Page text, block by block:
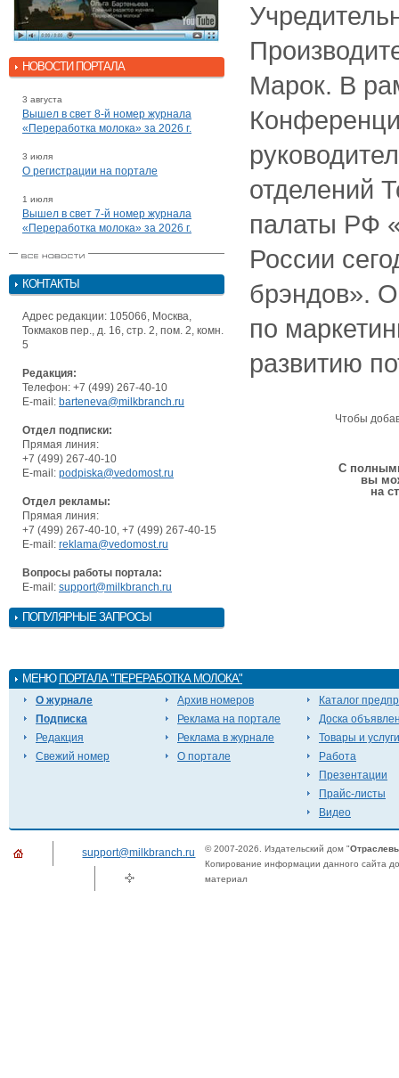
НОВОСТИ ПОРТАЛА
3 августа
Вышел в свет 8-й номер журнала
«Переработка молока» за 2026 г.
3 июля
О регистрации на портале
1 июля
Вышел в свет 7-й номер журнала
«Переработка молока» за 2026 г.
КОНТАКТЫ
Адрес редакции: 105066, Москва,
Токмаков пер., д. 16, стр. 2, пом. 2, комн.
5
Редакция:
Телефон: +7 (499) 267-40-10
E-mail: barteneva@milkbranch.ru
Отдел подписки:
Прямая линия:
+7 (499) 267-40-10
E-mail: podpiska@vedomost.ru
Отдел рекламы:
Прямая линия:
+7 (499) 267-40-10, +7 (499) 267-40-15
E-mail: reklama@vedomost.ru
Вопросы работы портала:
E-mail: support@milkbranch.ru
ПОПУЛЯРНЫЕ ЗАПРОСЫ
Марок. В
отделений
палаты РФ
России
брэндов».
по
развитию
Чтобы
С
вы
на
МЕНЮ ПОРТАЛА "ПЕРЕРАБОТКА МОЛОКА"
О журнале
Подписка
Редакция
Свежий номер
Архив номеров
Реклама на портале
Реклама в журнале
О портале
Каталог
Доска
Товары и услуги
Работа
Презентации
Прайс-листы
Видео
support@milkbranch.ru © 2007-2026. Издательский дом "
Копирование информации данного сайта
материал